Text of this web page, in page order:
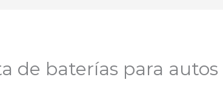
de baterías para